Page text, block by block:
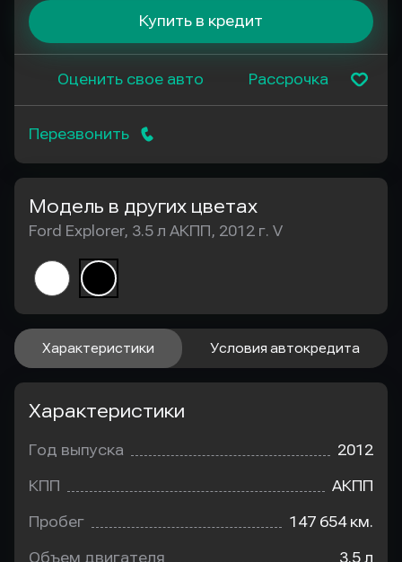
Купить в кредит
Оценить свое авто Рассрочка
Перезвонить
Модель в других цветах
Ford Explorer, 3.5 л АКПП, 2012 г. V
Характеристики Условия автокредита
Характеристики
Год выпуска 2012
КПП АКПП
Пробег 147 654 км.
Объем двигателя 3.5 л